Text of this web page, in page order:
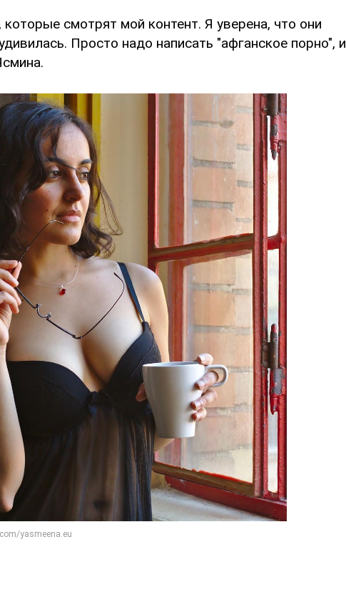
смотрят мой контент. Я уверена, что они
Просто надо написать "афганское порно", и